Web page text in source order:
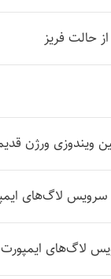
حالت فریز
ویندوزی ورژن
لاگ‌های ایمپورت